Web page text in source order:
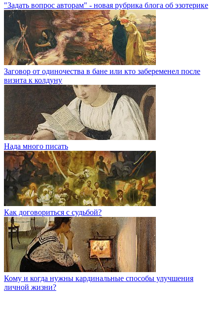
"Задать вопрос авторам" - новая рубрика блога об эзотерике
Заговор от одиночества в бане или кто забеременел после
визита к колдуну
Нада много писать
Как договориться с судьбой?
Кому и когда нужны кардинальные способы улучшения
личной жизни?